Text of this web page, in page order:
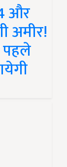
और
अमीर!
पहले